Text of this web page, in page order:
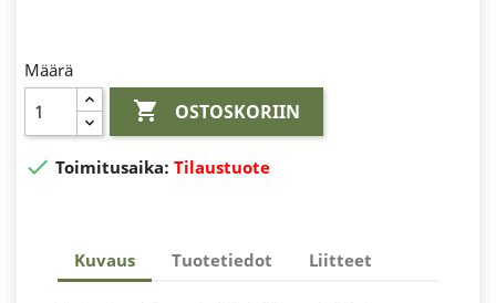
Määrä
 OSTOSKORIIN
 Toimitusaika: Tilaustuote
Kuvaus Tuotetiedot Liitteet